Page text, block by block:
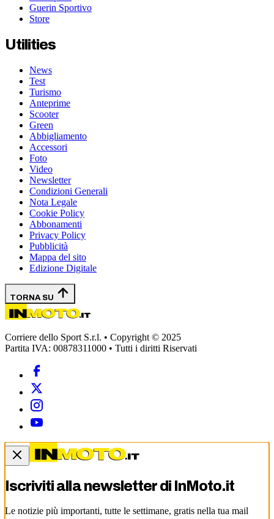
Guerin Sportivo
Store
Utilities
News
Test
Turismo
Anteprime
Scooter
Green
Abbigliamento
Accessori
Foto
Video
Newsletter
Condizioni Generali
Nota Legale
Cookie Policy
Abbonamenti
Privacy Policy
Pubblicità
Mappa del sito
Edizione Digitale
TORNA SU
Corriere dello Sport S.r.l. • Copyright © 2025
Partita IVA: 00878311000 • Tutti i diritti Riservati
Iscriviti alla newsletter di InMoto.it
Le notizie più importanti, tutte le settimane, gratis nella tua mail